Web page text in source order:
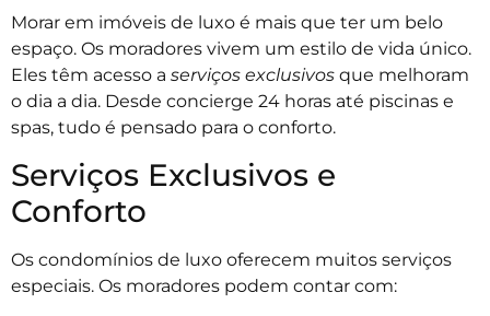
Morar em imóveis de luxo é mais que ter um belo
espaço. Os moradores vivem um estilo de vida único.
Eles têm acesso a serviços exclusivos que melhoram
o dia a dia. Desde concierge 24 horas até piscinas e
spas, tudo é pensado para o conforto.
Serviços Exclusivos e
Conforto
Os condomínios de luxo oferecem muitos serviços
especiais. Os moradores podem contar com: